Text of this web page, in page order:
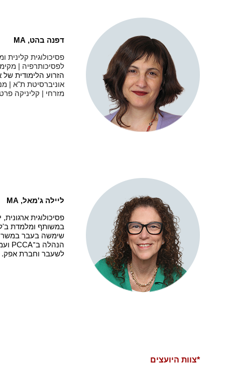
דפנה בהט, MA
פסיכולוגית קלינית
לפסיכותרפיה |
הזרוע הלימודית
אוניברסיטת ת"א |
מזרחי | קליניקה
ליילה ג'מאל, MA
פסיכולוגית
במשותף ומלמדת
שימשה בעבר
הנהלה ב־PCCA
לשעבר וחברת אפק.
*צוות היועצים